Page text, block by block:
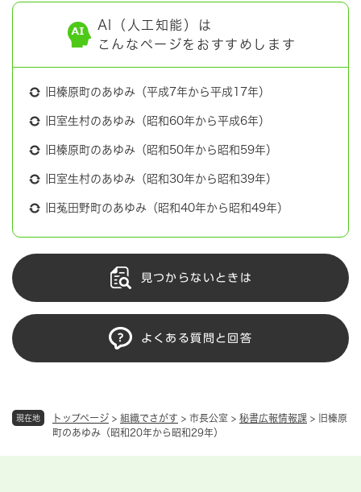
現在地 トップページ > 組織でさがす > 市長公室 > 秘書広報情報課 >
旧榛原
町のあゆみ（昭和20年から昭和29年）
AI（人工知能）は
こんなページをおすすめします
旧榛原町のあゆみ（平成7年から平成17年）
旧室生村のあゆみ（昭和60年から平成6年）
旧榛原町のあゆみ（昭和50年から昭和59年）
旧室生村のあゆみ（昭和30年から昭和39年）
旧菟田野町のあゆみ（昭和40年から昭和49年）
見つからないときは
よくある質問と回答